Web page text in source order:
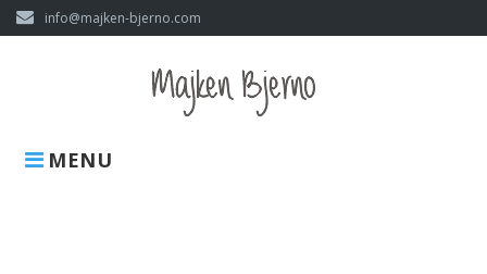
Skip
to
info@majken-bjerno.com
MENU